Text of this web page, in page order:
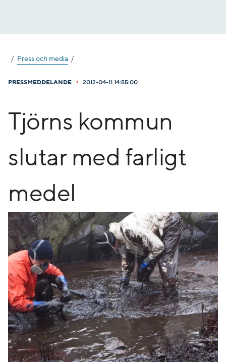
Press och media
PRESSMEDDELANDE • 2012-04-11 14:55:00
Tjörns kommun
slutar med farligt
medel